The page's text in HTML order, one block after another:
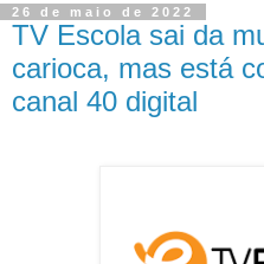
26 de maio de 2022
TV Escola sai da
carioca, mas está
canal 40 digital